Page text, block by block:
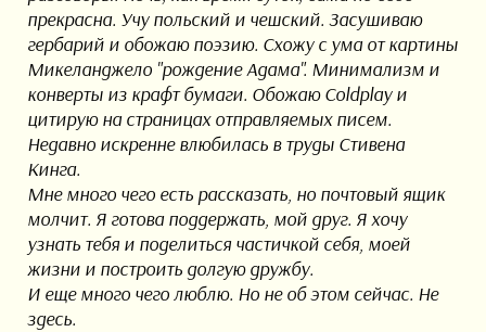
прекрасна. Учу польский и чешский. Засушиваю
гербарий и обожаю поэзию. Схожу с ума от картины
Микеланджело "рождение Адама". Минимализм и
конверты из крафт бумаги. Обожаю Coldplay и
цитирую на страницах отправляемых писем.
Недавно искренне влюбилась в труды Стивена
Кинга.
Мне много чего есть рассказать, но почтовый ящик
молчит. Я готова поддержать, мой друг. Я хочу
узнать тебя и поделиться частичкой себя, моей
жизни и построить долгую дружбу.
И еще много чего люблю. Но не об этом сейчас. Не
здесь.